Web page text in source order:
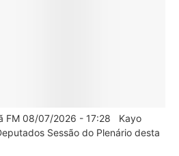
FM 08/07/2026 - 17:28 Kayo
Sessão do Plenário desta